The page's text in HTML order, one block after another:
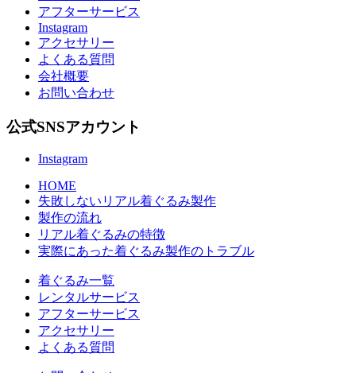
アフターサービス
Instagram
アクセサリー
よくある質問
会社概要
お問い合わせ
公式SNSアカウント
Instagram
HOME
失敗しないリアル着ぐるみ製作
製作の流れ
リアル着ぐるみの特徴
実際にあった着ぐるみ製作のトラブル
着ぐるみ一覧
レンタルサービス
アフターサービス
アクセサリー
よくある質問